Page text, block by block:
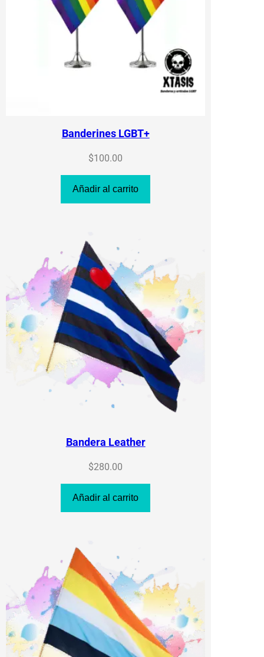
Banderines LGBT+
$100.00
Añadir al carrito
Bandera Leather
$280.00
Añadir al carrito